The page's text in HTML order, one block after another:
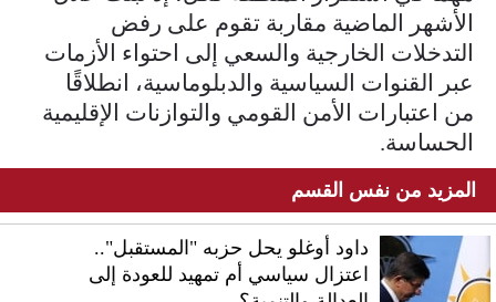
الأشهر الماضية مقاربة تقوم على رفض
التدخلات الخارجية والسعي إلى احتواء الأزمات
عبر القنوات السياسية والدبلوماسية، انطلاقًا
من اعتبارات الأمن القومي والتوازنات الإقليمية
الحساسة.
المزيد من نفس القسم
داود أوغلو يحل حزبه "المستقبل"..
اعتزال سياسي أم تمهيد للعودة إلى